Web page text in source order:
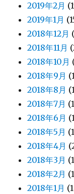
2019年2月
2019年1月
2018年12月
2018年11月
2018年10月
2018年9月
2018年8月
2018年7月
2018年6月
2018年5月
2018年4月
2018年3月
2018年2月
2018年1月